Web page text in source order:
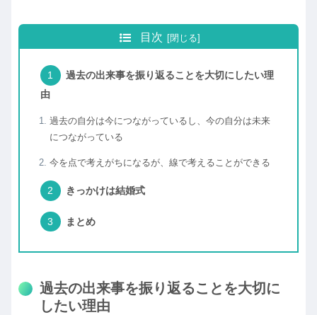
目次
過去の出来事を振り返ることを大切にしたい理
由
過去の自分は今につながっているし、今の自分は未来
につながっている
今を点で考えがちになるが、線で考えることができる
きっかけは結婚式
まとめ
過去の出来事を振り返ることを大切に
したい理由